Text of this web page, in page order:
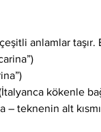
anlamlar taşır.
kökenle
teknenin alt